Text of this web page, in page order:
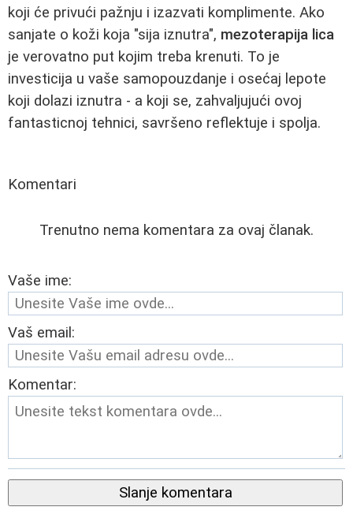
koji će privući pažnju i izazvati komplimente. Ako
sanjate o koži koja "sija iznutra", mezoterapija lica
je verovatno put kojim treba krenuti. To je
investicija u vaše samopouzdanje i osećaj lepote
koji dolazi iznutra - a koji se, zahvaljujući ovoj
fantasticnoj tehnici, savršeno reflektuje i spolja.
Komentari
Trenutno nema komentara za ovaj članak.
Vaše ime:
Vaš email:
Komentar:
Slanje komentara